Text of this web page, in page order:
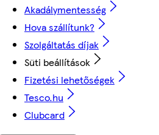
Akadálymentesség
Hova szállítunk?
Szolgáltatás díjak
Süti beállítások
Fizetési lehetőségek
Tesco.hu
Clubcard